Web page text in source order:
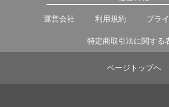
運営会社 利用規約 プラ
特定商取引法に関する
ページトップヘ